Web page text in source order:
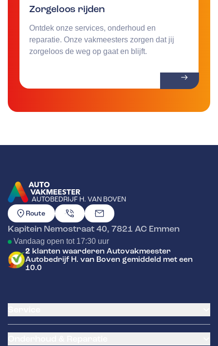
Zorgeloos rijden
Ontdek onze services, onderhoud en
reparatie. Onze vakmeesters zorgen dat jij
zorgeloos de weg op gaat en blijft.
AUTOBEDRIJF H. VAN BOVEN
GA NAAR DE HOMEPAGINA
Route
Kapitein Nemostraat 40, 7821 AC Emmen
Vandaag open tot 17:30 uur
2 klanten waarderen Autovakmeester
Autobedrijf H. van Boven gemiddeld met een
10.0